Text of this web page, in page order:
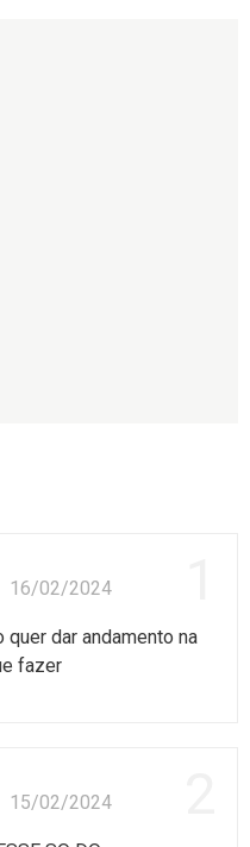
16/02/2024
quer dar andamento na
fazer
15/02/2024